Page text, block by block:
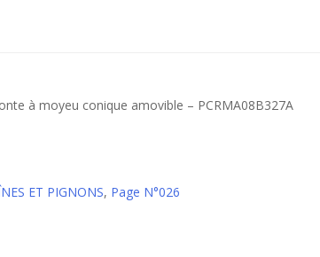
à moyeu conique amovible – PCRMA08B327A
ET PIGNONS, Page N°026